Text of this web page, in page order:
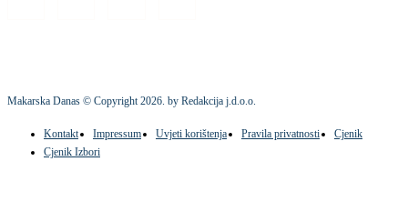
Makarska Danas © Copyright2026. by Redakcija j.d.o.o.
Kontakt Impressum Uvjeti korištenja Pravila privatnosti
Cjenik
Cjenik Izbori